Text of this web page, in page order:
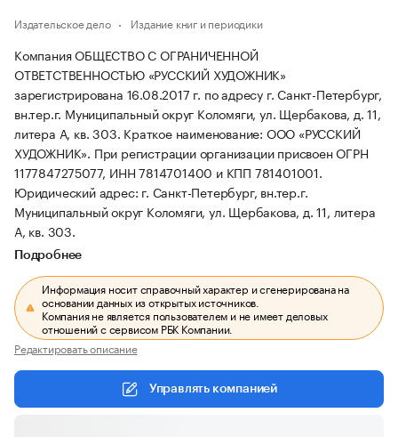
Издательское дело Издание книг и периодики
Компания ОБЩЕСТВО С ОГРАНИЧЕННОЙ
ОТВЕТСТВЕННОСТЬЮ «РУССКИЙ ХУДОЖНИК»
зарегистрирована 16.08.2017 г. по адресу г. Санкт-Петербург,
вн.тер.г. Муниципальный округ Коломяги, ул. Щербакова, д. 11,
литера А, кв. 303. Краткое наименование: ООО «РУССКИЙ
ХУДОЖНИК». При регистрации организации присвоен ОГРН
1177847275077, ИНН 7814701400 и КПП 781401001.
Юридический адрес: г. Санкт-Петербург, вн.тер.г.
Муниципальный округ Коломяги, ул. Щербакова, д. 11, литера
А, кв. 303.
Подробнее
Информация носит справочный характер и сгенерирована на
основании данных из открытых источников.
Компания не является пользователем и не имеет деловых
отношений с сервисом РБК Компании.
Редактировать описание
Управлять компанией